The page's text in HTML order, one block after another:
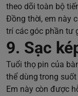
theo dõi toàn bộ
Đồng thời, em này
trí các góc phần tư
9. Sạc
Tuổi thọ pin của
thể dùng trong
Em này còn được